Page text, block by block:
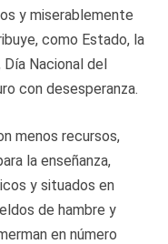
y miserablemente
como Estado, la
Día Nacional del
con desesperanza.
menos recursos,
la enseñanza,
y situados en
de hambre y
en número